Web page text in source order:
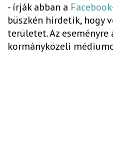
- írják abban a
büszkén hirdetik, hogy
területet. Az eseményre
kormányközeli